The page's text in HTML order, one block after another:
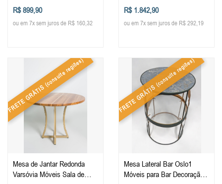
Design
R$ 899,90
ou em 7x sem juros de R$ 160,32
Porcelanato
R$ 1.842,90
ou em 7x sem juros de R$ 292,19
FRETE GRÁTIS
(consulte regiões)
Mesa de Jantar Redonda
Varsóvia Móveis Sala de
FRETE GRÁTIS
(consulte regiões)
Mesa Lateral Bar Oslo1
Móveis para Bar Decoração